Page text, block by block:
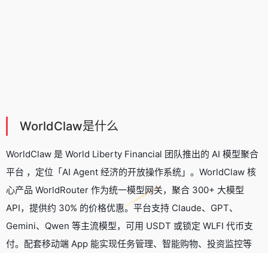
WorldClaw是什么
WorldClaw 是 World Liberty Financial 团队推出的 AI 模型聚合
平台 ，定位「AI Agent 经济的开放操作系统」。WorldClaw 核
心产品 WorldRouter 作为统一模型网关，聚合 300+ 大模型
API，提供约 30% 的价格优惠。平台支持 Claude、GPT、
Gemini、Qwen 等主流模型，可用 USDT 或锁定 WLFI 代币支
付。配套移动端 App 能实现任务管理、智能购物、投资监控等